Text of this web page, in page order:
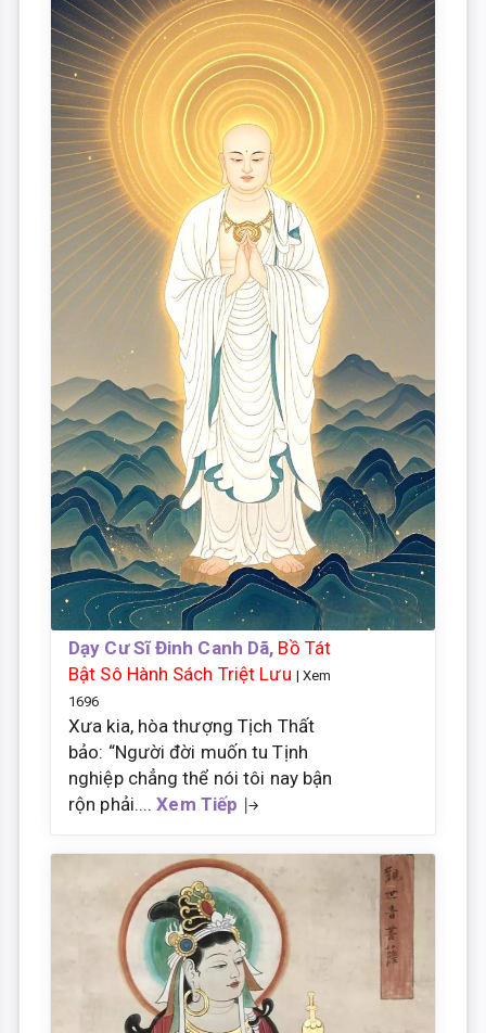
Dạy Cư Sĩ Đinh Canh Dã, Bồ Tát
Bật Sô Hành Sách Triệt Lưu | Xem
1696
Xưa kia, hòa thượng Tịch Thất
bảo: “Người đời muốn tu Tịnh
nghiệp chẳng thể nói tôi nay bận
rộn phải....Xem Tiếp